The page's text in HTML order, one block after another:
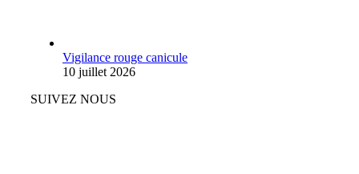
Vigilance rouge canicule
10 juillet 2026
SUIVEZ NOUS